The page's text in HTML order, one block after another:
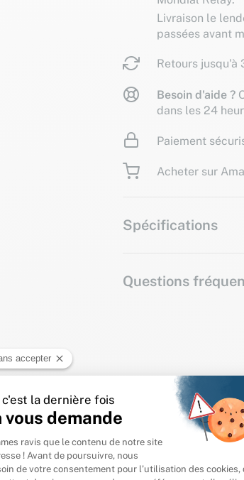
Livraison le
passées avant
Retours jusqu'à
Besoin d'aide ?
dans les 24
Paiement
Acheter sur
Spécifications
Questions
Connectez-vous pour laisser un avis